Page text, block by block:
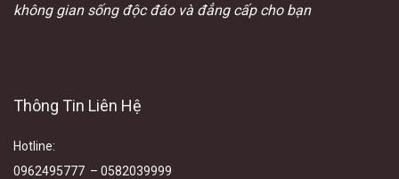
không gian sống độc đáo và đẳng cấp cho bạn
Thông Tin Liên Hệ
Hotline:
0962495777 – 0582039999